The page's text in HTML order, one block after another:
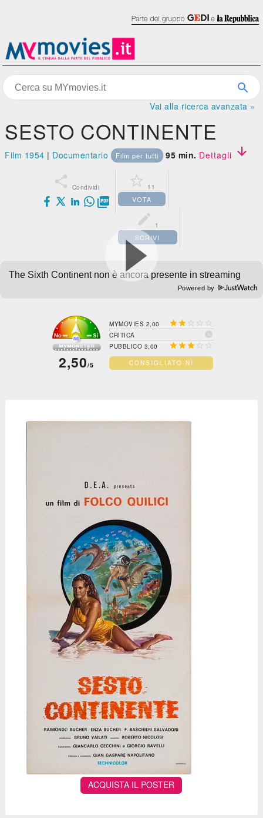
Vai alla ricerca avanzata »
SESTO CONTINENTE
Film 1954 | Documentario Film per tutti 95 min. Dettagli 
 Condividi

 11
VOTA
 1
SCRIVI
Powered by
2,50/5
MYMOVIES 2,00    
CRITICA 
PUBBLICO 3,00   
CONSIGLIATO NÌ
ACQUISTA IL POSTER